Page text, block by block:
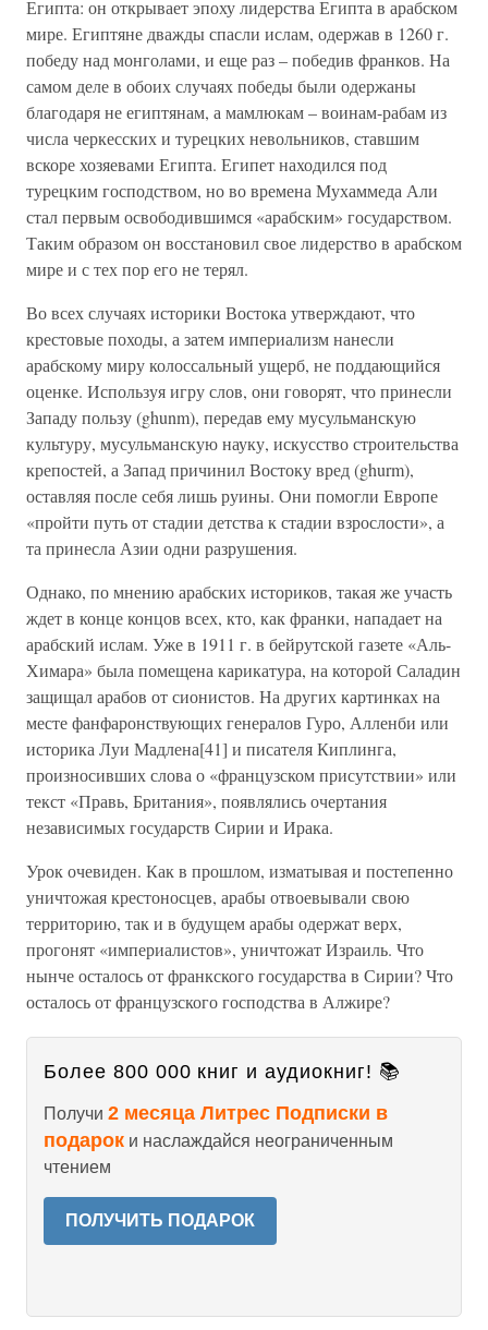
Египта: он открывает эпоху лидерства Египта в арабском
мире. Египтяне дважды спасли ислам, одержав в 1260 г.
победу над монголами, и еще раз – победив франков. На
самом деле в обоих случаях победы были одержаны
благодаря не египтянам, а мамлюкам – воинам-рабам из
числа черкесских и турецких невольников, ставшим
вскоре хозяевами Египта. Египет находился под
турецким господством, но во времена Мухаммеда Али
стал первым освободившимся «арабским» государством.
Таким образом он восстановил свое лидерство в арабском
мире и с тех пор его не терял.
Во всех случаях историки Востока утверждают, что
крестовые походы, а затем империализм нанесли
арабскому миру колоссальный ущерб, не поддающийся
оценке. Используя игру слов, они говорят, что принесли
Западу пользу (ghunm), передав ему мусульманскую
культуру, мусульманскую науку, искусство строительства
крепостей, а Запад причинил Востоку вред (ghurm),
оставляя после себя лишь руины. Они помогли Европе
«пройти путь от стадии детства к стадии взрослости», а
та принесла Азии одни разрушения.
Однако, по мнению арабских историков, такая же участь
ждет в конце концов всех, кто, как франки, нападает на
арабский ислам. Уже в 1911 г. в бейрутской газете «Аль-
Химара» была помещена карикатура, на которой Саладин
защищал арабов от сионистов. На других картинках на
месте фанфаронствующих генералов Гуро, Алленби или
историка Луи Мадлена[41] и писателя Киплинга,
произносивших слова о «французском присутствии» или
текст «Правь, Британия», появлялись очертания
независимых государств Сирии и Ирака.
Урок очевиден. Как в прошлом, изматывая и постепенно
уничтожая крестоносцев, арабы отвоевывали свою
территорию, так и в будущем арабы одержат верх,
прогонят «империалистов», уничтожат Израиль. Что
нынче осталось от франкского государства в Сирии? Что
осталось от французского господства в Алжире?
Более 800 000 книг и аудиокниг! 📚
Получи 2 месяца Литрес Подписки в
подарок и наслаждайся неограниченным
чтением
ПОЛУЧИТЬ ПОДАРОК